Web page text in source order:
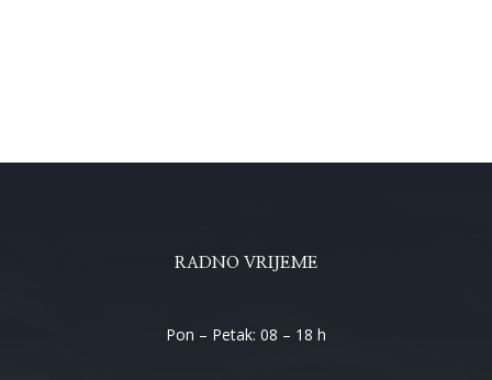
RADNO VRIJEME
Pon – Petak: 08 – 18 h